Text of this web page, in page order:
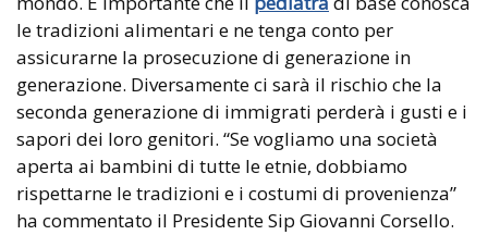
le tradizioni alimentari e ne tenga conto per
assicurarne la prosecuzione di generazione in
generazione. Diversamente ci sarà il rischio che la
seconda generazione di immigrati perderà i gusti e i
sapori dei loro genitori. “Se vogliamo una società
aperta ai bambini di tutte le etnie, dobbiamo
rispettarne le tradizioni e i costumi di provenienza”
ha commentato il Presidente Sip Giovanni Corsello.